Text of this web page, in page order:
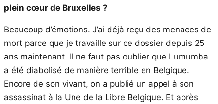
plein cœur de Bruxelles ?
Beaucoup d’émotions. J’ai déjà reçu des menaces de
mort parce que je travaille sur ce dossier depuis 25
ans maintenant. Il ne faut pas oublier que Lumumba
a été diabolisé de manière terrible en Belgique.
Encore de son vivant, on a publié un appel à son
assassinat à la Une de la Libre Belgique. Et après